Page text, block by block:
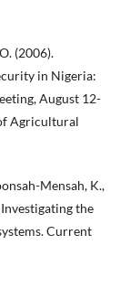
(2006).
in Nigeria:
August 12-
Agricultural
Mensah, K.,
the
Current